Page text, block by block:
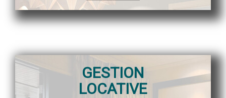
GESTION
LOCATIVE